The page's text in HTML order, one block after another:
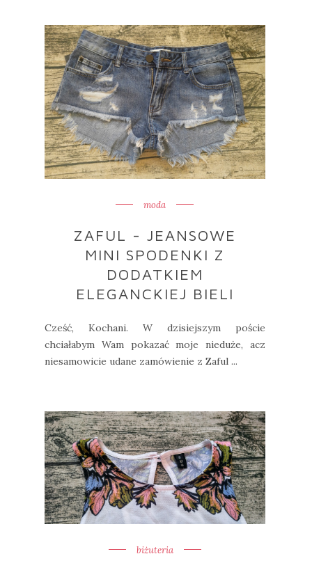
moda
ZAFUL - JEANSOWE
MINI SPODENKI Z
DODATKIEM
ELEGANCKIEJ BIELI
Cześć, Kochani. W dzisiejszym poście
chciałabym Wam pokazać moje nieduże, acz
niesamowicie udane zamówienie z Zaful ...
biżuteria